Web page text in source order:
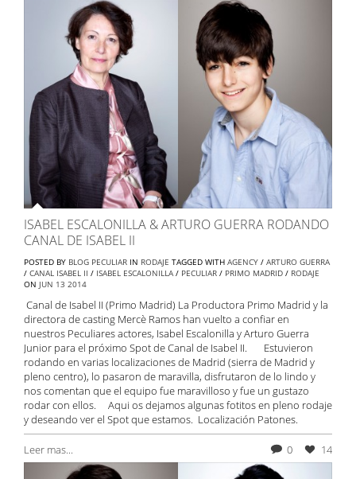
ISABEL ESCALONILLA & ARTURO GUERRA RODANDO
CANAL DE ISABEL II
POSTED BY BLOG PECULIAR IN RODAJE TAGGED WITH AGENCY / ARTURO GUERRA
/ CANAL ISABEL II / ISABEL ESCALONILLA / PECULIAR / PRIMO MADRID / RODAJE
ON JUN 13 2014
Canal de Isabel II (Primo Madrid) La Productora Primo Madrid y la
directora de casting Mercè Ramos han vuelto a confiar en
nuestros Peculiares actores, Isabel Escalonilla y Arturo Guerra
Junior para el próximo Spot de Canal de Isabel II. Estuvieron
rodando en varias localizaciones de Madrid (sierra de Madrid y
pleno centro), lo pasaron de maravilla, disfrutaron de lo lindo y
nos comentan que el equipo fue maravilloso y fue un gustazo
rodar con ellos. Aqui os dejamos algunas fotitos en pleno rodaje
y deseando ver el Spot que estamos. Localización Patones.
Leer mas... 0 14